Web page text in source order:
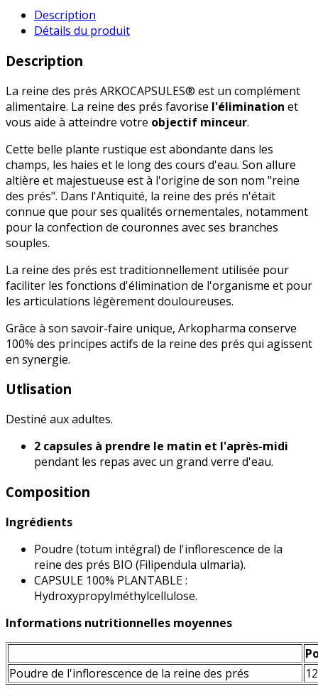
Description
Détails du produit
Description
La reine des prés ARKOCAPSULES® est un complément
alimentaire. La reine des prés favorise l'élimination et
vous aide à atteindre votre objectif minceur.
Cette belle plante rustique est abondante dans les
champs, les haies et le long des cours d'eau. Son allure
altière et majestueuse est à l'origine de son nom "reine
des prés". Dans l'Antiquité, la reine des prés n'était
connue que pour ses qualités ornementales, notamment
pour la confection de couronnes avec ses branches
souples.
La reine des prés est traditionnellement utilisée pour
faciliter les fonctions d'élimination de l'organisme et pour
les articulations légèrement douloureuses.
Grâce à son savoir-faire unique, Arkopharma conserve
100% des principes actifs de la reine des prés qui agissent
en synergie.
Utlisation
Destiné aux adultes.
2 capsules à prendre le matin et l'après-midi
pendant les repas avec un grand verre d'eau.
Composition
Ingrédients
Poudre (totum intégral) de l'inflorescence de la
reine des prés BIO (Filipendula ulmaria).
CAPSULE 100% PLANTABLE :
Hydroxypropylméthylcellulose.
Informations nutritionnelles moyennes
Poudre de l'inflorescence de la reine des prés